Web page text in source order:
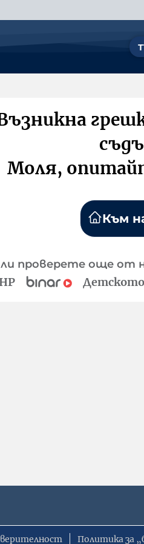
Моля,
Към
проверете още от
Политика за